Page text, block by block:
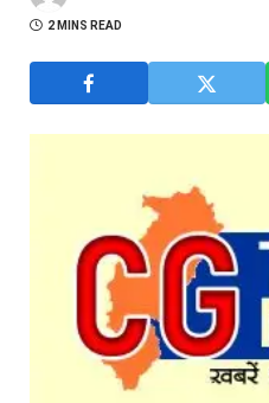
2 MINS READ